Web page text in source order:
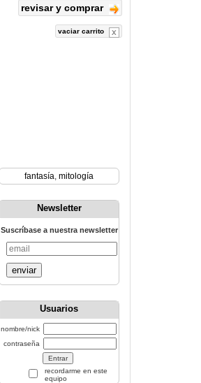
revisar y comprar
vaciar carrito
fantasía, mitología
Newsletter
Suscríbase a nuestra newsletter
enviar
Usuarios
nombre/nick
contraseña
recordarme en este
equipo